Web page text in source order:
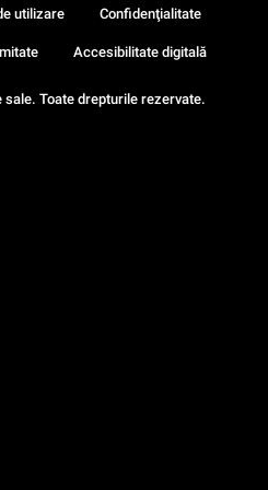
Toate drepturile rezervate.
utilizare Confidenţialitate
Accesibilitate digitală